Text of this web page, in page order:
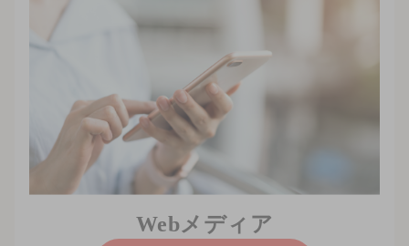
Webメディア